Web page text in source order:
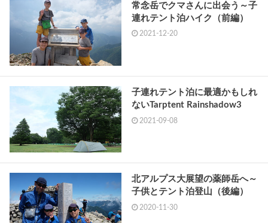
常念岳でクマさんに出会う～子
連れテント泊ハイク（前編）
2021-12-20
子連れテント泊に最適かもしれ
ないTarptent Rainshadow3
2021-09-08
北アルプス大展望の薬師岳へ～
子供とテント泊登山（後編）
2020-11-30